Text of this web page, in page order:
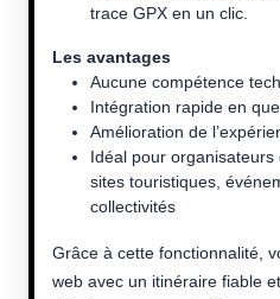
trace GPX en un clic.
Les avantages
Aucune compétence
Intégration rapide en
Amélioration de
Idéal pour
sites touristiques,
collectivités
Grâce à cette fonctionnalité,
web avec un itinéraire fiable